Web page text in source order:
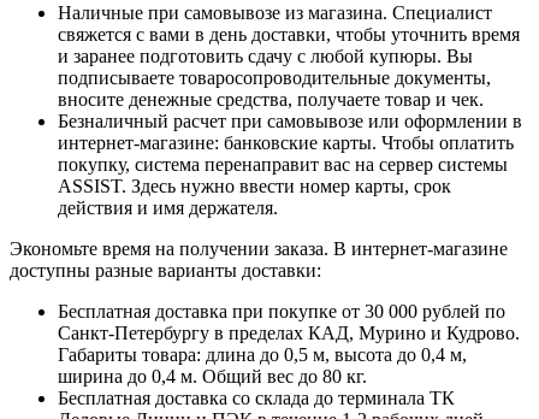
Наличные при самовывозе из магазина. Специалист
свяжется с вами в день доставки, чтобы уточнить время
и заранее подготовить сдачу с любой купюры. Вы
подписываете товаросопроводительные документы,
вносите денежные средства, получаете товар и чек.
Безналичный расчет при самовывозе или оформлении в
интернет-магазине: банковские карты. Чтобы оплатить
покупку, система перенаправит вас на сервер системы
ASSIST. Здесь нужно ввести номер карты, срок
действия и имя держателя.
Экономьте время на получении заказа. В интернет-магазине
доступны разные варианты доставки:
Бесплатная доставка при покупке от 30 000 рублей по
Санкт-Петербургу в пределах КАД, Мурино и Кудрово.
Габариты товара: длина до 0,5 м, высота до 0,4 м,
ширина до 0,4 м. Общий вес до 80 кг.
Бесплатная доставка со склада до терминала ТК